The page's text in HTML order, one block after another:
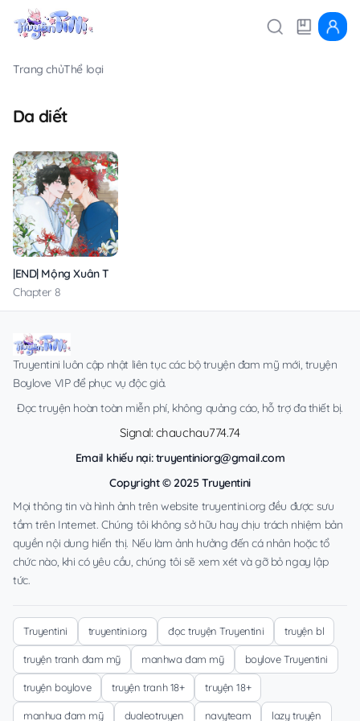
Trang chủThể loại
Da diết
|END| Mộng Xuân Thì
Chapter 8
Truyentini luôn cập nhật liên tục các bộ truyện đam mỹ mới, truyện
Boylove VIP để phục vụ độc giả.
Đọc truyện hoàn toàn miễn phí, không quảng cáo, hỗ trợ đa thiết bị.
Signal: chauchau774.74
Email khiếu nại:truyentiniorg@gmail.com
Copyright © 2025 Truyentini
Mọi thông tin và hình ảnh trên website truyentini.org đều được sưu
tầm trên Internet. Chúng tôi không sở hữu hay chịu trách nhiệm bản
quyền nội dung hiển thị. Nếu làm ảnh hưởng đến cá nhân hoặc tổ
chức nào, khi có yêu cầu, chúng tôi sẽ xem xét và gỡ bỏ ngay lập
tức.
Truyentini truyentini.org đọc truyện Truyentini truyện bl
truyện tranh đam mỹ manhwa đam mỹ boylove Truyentini
truyện boylove truyện tranh 18+ truyện 18+
manhua đam mỹ dualeotruyen navyteam lazy truyện